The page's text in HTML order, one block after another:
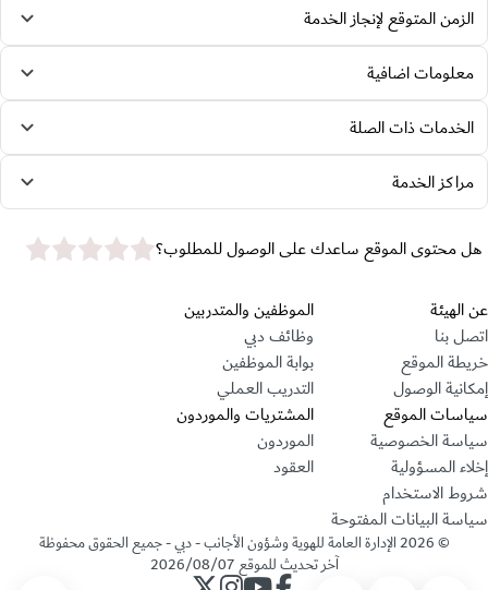
الزمن المتوقع لإنجاز الخدمة
معلومات اضافية
الخدمات ذات الصلة
مراكز الخدمة
هل محتوى الموقع ساعدك على الوصول للمطلوب؟star rating
قسم التذييل
عن الهيئة
اتصل بنا
خريطة الموقع
إمكانية الوصول
الموظفين والمتدربين
وظائف دبي
بوابة الموظفين
التدريب العملي
سياسات الموقع
سياسة الخصوصية
إخلاء المسؤولية
شروط الاستخدام
سياسة البيانات المفتوحة
المشتريات والموردون
الموردون
العقود
©
2026الإدارة العامة للهوية وشؤون الأجانب - دبي - جميع الحقوق محفوظة
آخر تحديث للموقع2026/08/07